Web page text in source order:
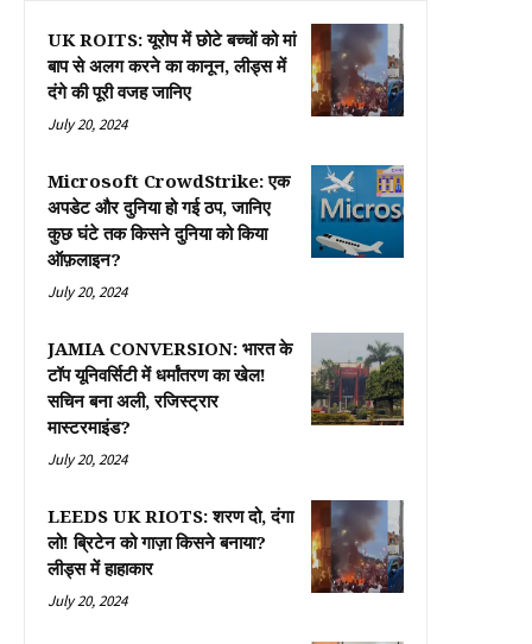
UK ROITS: यूरोप में छोटे बच्चों को मां
बाप से अलग करने का कानून, लीड्स में
दंगे की पूरी वजह जानिए
July 20, 2024
Microsoft CrowdStrike: एक
अपडेट और दुनिया हो गई ठप, जानिए
कुछ घंटे तक किसने दुनिया को किया
ऑफ़लाइन?
July 20, 2024
JAMIA CONVERSION: भारत के
टॉप यूनिवर्सिटी में धर्मांतरण का खेल!
सचिन बना अली, रजिस्ट्रार
मास्टरमाइंड?
July 20, 2024
LEEDS UK RIOTS: शरण दो, दंगा
लो! ब्रिटेन को गाज़ा किसने बनाया?
लीड्स में हाहाकार
July 20, 2024